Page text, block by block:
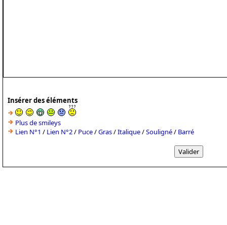
Insérer des éléments
Plus de smileys
Lien N°1 / Lien N°2/ Puce/Gras/Italique/Souligné/ Barré